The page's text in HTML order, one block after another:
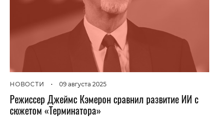
НОВОСТИ • 09 августа 2025
Режиссер Джеймс Кэмерон сравнил развитие ИИ с
сюжетом «Терминатора»